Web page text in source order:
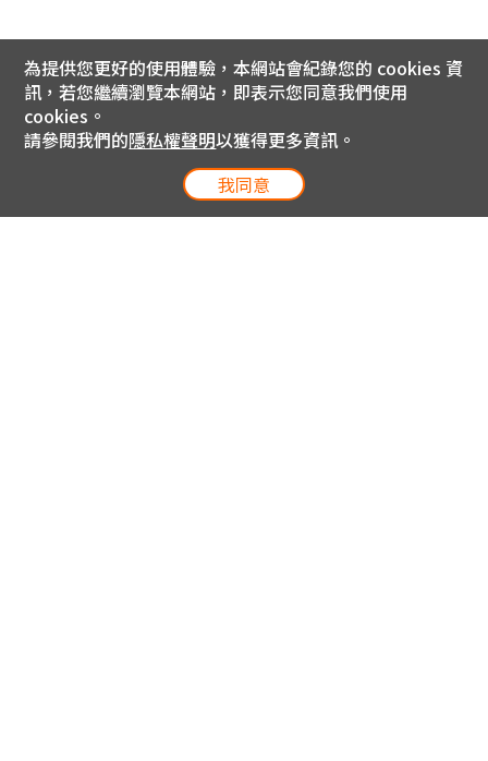
為提供您更好的使用體驗，本網站會紀錄您的 cookies 資
訊，若您繼續瀏覽本網站，即表示您同意我們使用
cookies。
請參閱我們的隱私權聲明以獲得更多資訊。
我同意